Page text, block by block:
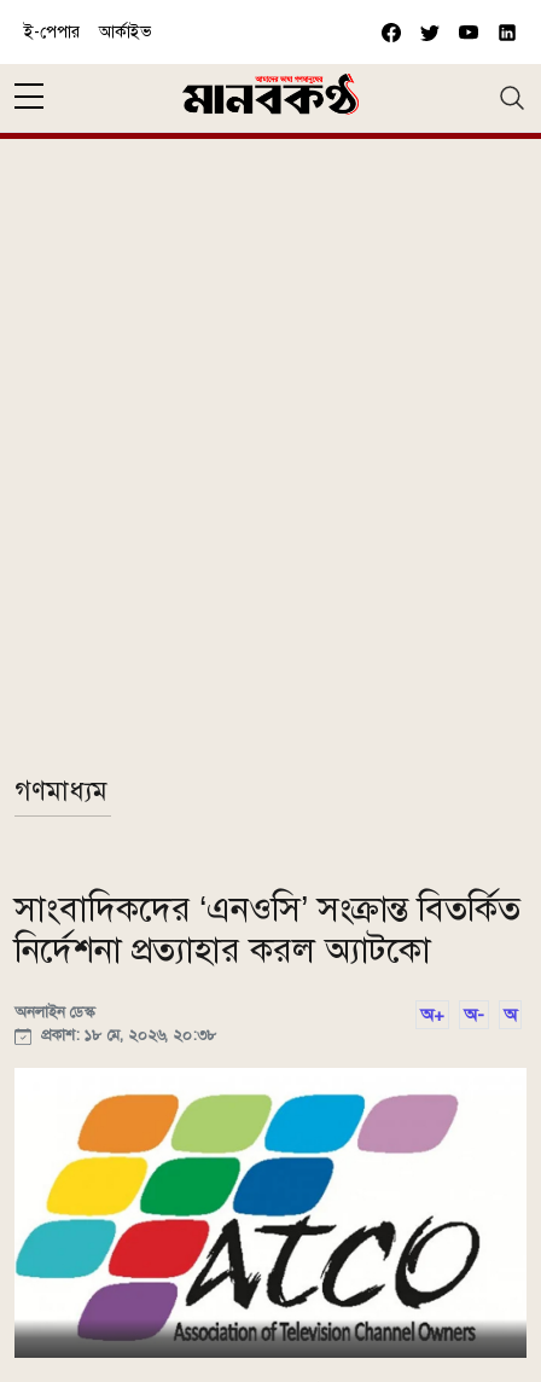
ই-পেপার আর্কাইভ
গণমাধ্যম
সাংবাদিকদের ‘এনওসি’ সংক্রান্ত বিতর্কিত
নির্দেশনা প্রত্যাহার করল অ্যাটকো
অনলাইন ডেস্ক
প্রকাশ: ১৮ মে, ২০২৬, ২০:৩৮
অ+ অ- অ